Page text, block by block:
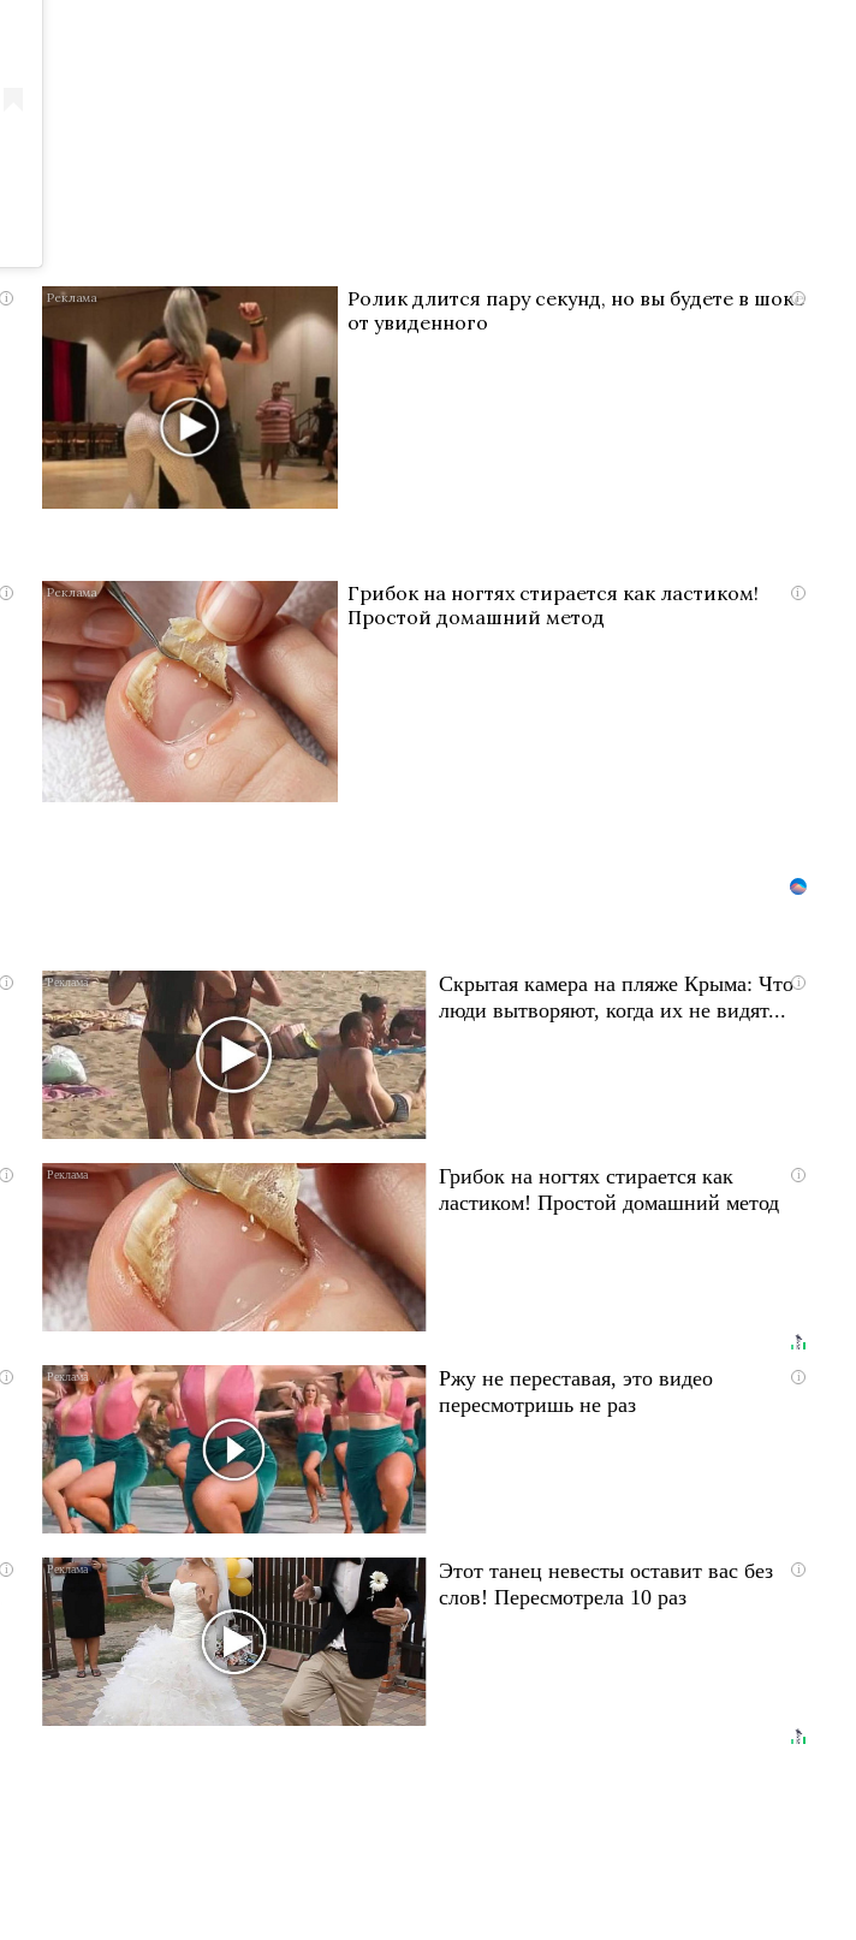
i i
Ролик длится пару секунд, но вы будете в шоке
от увиденного
i i
Грибок на ногтях стирается как ластиком!
Простой домашний метод
i i
Скрытая камера на пляже Крыма: Что
люди вытворяют, когда их не видят...
i i
Грибок на ногтях стирается как
ластиком! Простой домашний метод
i i
Ржу не переставая, это видео
пересмотришь не раз
i i
Этот танец невесты оставит вас без
слов! Пересмотрела 10 раз